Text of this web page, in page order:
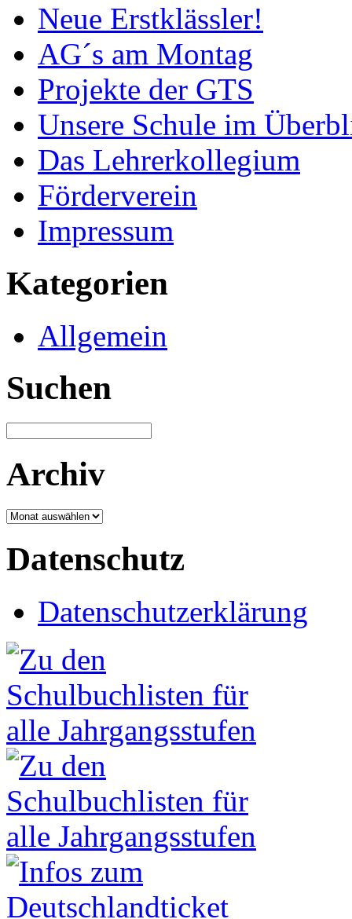
Neue Erstklässler!
AG´s am Montag
Projekte der GTS
Unsere Schule im
Das Lehrerkollegium
Förderverein
Impressum
Kategorien
Allgemein
Suchen
Archiv
Archiv
Datenschutz
Datenschutzerklärung